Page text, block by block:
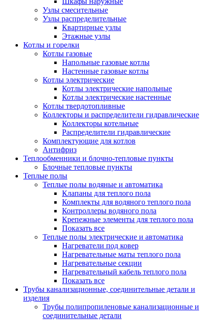
Узлы смесительные
Узлы распределительные
Квартирные узлы
Этажные узлы
Котлы и горелки
Котлы газовые
Напольные газовые котлы
Настенные газовые котлы
Котлы электрические
Котлы электрические напольные
Котлы электрические настенные
Котлы твердотопливные
Коллекторы и распределители гидравлические
Коллекторы котельные
Распределители гидравлические
Комплектующие для котлов
Антифриз
Теплообменники и блочно-тепловые пункты
Блочные тепловые пункты
Теплые полы
Теплые полы водяные и автоматика
Клапаны для теплого пола
Комплекты для водяного теплого пола
Контроллеры водяного пола
Крепежные элементы для теплого пола
Показать все
Теплые полы электрические и автоматика
Нагреватели под ковер
Нагревательные маты теплого пола
Нагревательные секции
Нагревательный кабель теплого пола
Показать все
Трубы канализационные, соединительные детали и
изделия
Трубы полипропиленовые канализационные и
соединительные детали